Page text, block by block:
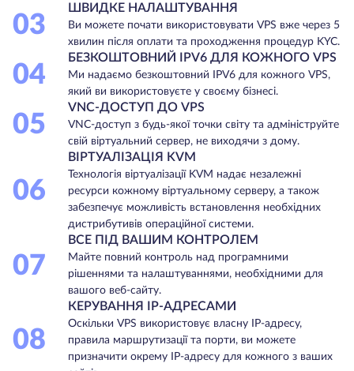
03
ШВИДКЕ НАЛАШТУВАННЯ
Ви можете почати використовувати VPS вже через 5
хвилин після оплати та проходження процедур KYC.
04
БЕЗКОШТОВНИЙ IPV6 ДЛЯ КОЖНОГО VPS
Ми надаємо безкоштовний IPV6 для кожного VPS,
який ви використовуєте у своєму бізнесі.
05
VNC-ДОСТУП ДО VPS
VNC-доступ з будь-якої точки світу та адмініструйте
свій віртуальний сервер, не виходячи з дому.
06
ВІРТУАЛІЗАЦІЯ KVM
Технологія віртуалізації KVM надає незалежні
ресурси кожному віртуальному серверу, а також
забезпечує можливість встановлення необхідних
дистрибутивів операційної системи.
07
ВСЕ ПІД ВАШИМ КОНТРОЛЕМ
Майте повний контроль над програмними
рішеннями та налаштуваннями, необхідними для
вашого веб-сайту.
08
КЕРУВАННЯ IP-АДРЕСАМИ
Оскільки VPS використовує власну IP-адресу,
правила маршрутизації та порти, ви можете
призначити окрему IP-адресу для кожного з ваших